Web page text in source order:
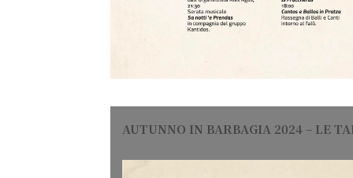
AUTUNNO IN BARBAGIA 2024 – LE